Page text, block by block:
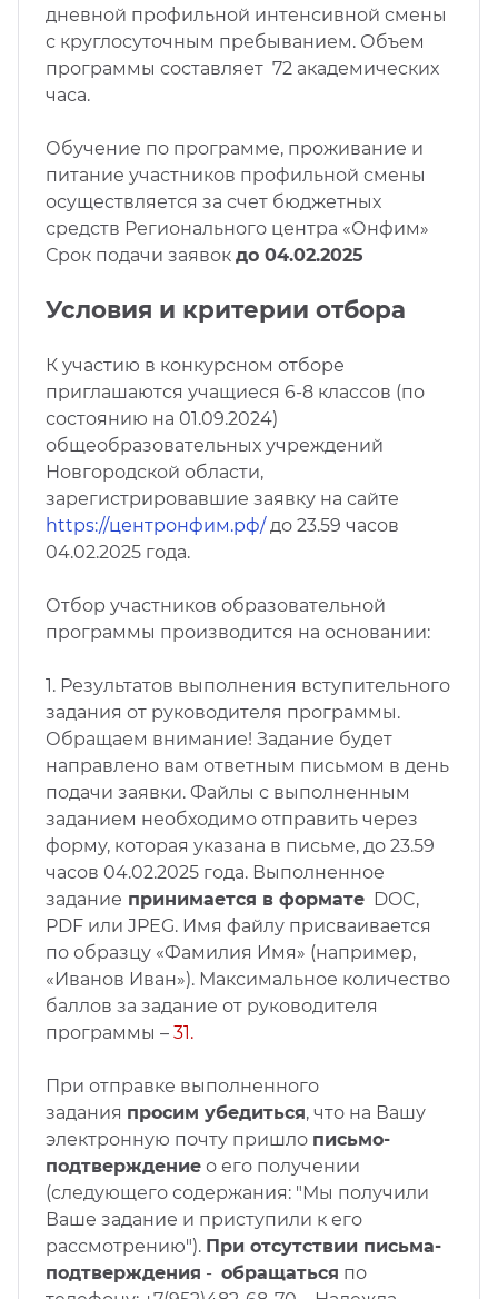
дневной профильной интенсивной смены
с круглосуточным пребыванием. Объем
программы составляет 72 академических
часа.
Обучение по программе, проживание и
питание участников профильной смены
осуществляется за счет бюджетных
средств Регионального центра «Онфим»
Срок подачи заявок до 04.02.2025
Условия и критерии отбора
К участию в конкурсном отборе
приглашаются учащиеся 6-8 классов (по
состоянию на 01.09.2024)
общеобразовательных учреждений
Новгородской области,
зарегистрировавшие заявку на сайте
https://центронфим.рф/ до 23.59 часов
04.02.2025 года.
Отбор участников образовательной
программы производится на основании:
1. Результатов выполнения вступительного
задания от руководителя программы.
Обращаем внимание! Задание будет
направлено вам ответным письмом в день
подачи заявки. Файлы с выполненным
заданием необходимо отправить через
форму, которая указана в письме, до 23.59
часов 04.02.2025 года. Выполненное
задание принимается в формате DOC,
PDF или JPEG. Имя файлу присваивается
по образцу «Фамилия Имя» (например,
«Иванов Иван»). Максимальное количество
баллов за задание от руководителя
программы – 31.
При отправке выполненного
задания просим убедиться, что на Вашу
электронную почту пришло письмо-
подтверждение о его получении
(следующего содержания: "Мы получили
Ваше задание и приступили к его
рассмотрению"). При отсутствии письма-
подтверждения - обращаться по